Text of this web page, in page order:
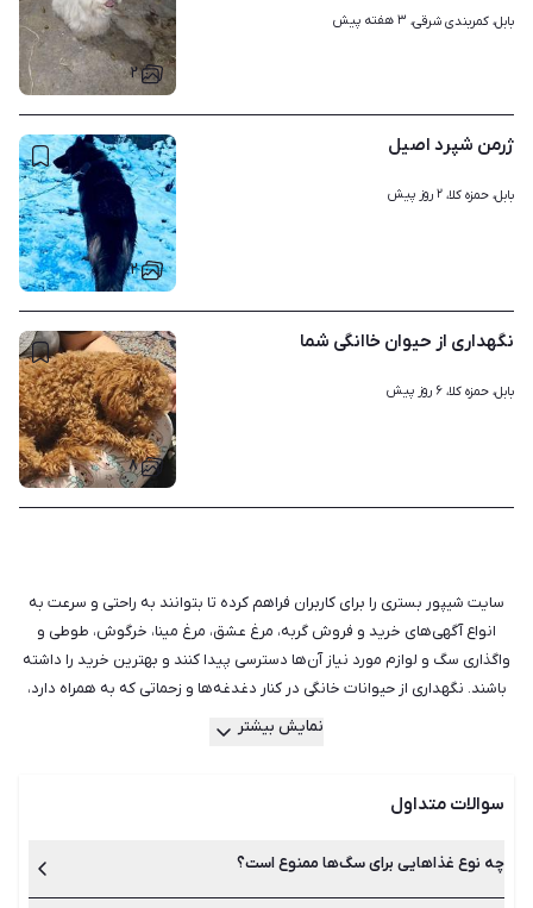
۲
بابل، کمربندی شرقی، ۳ هفته پیش
۲
ژرمن شپرد اصیل
بابل، حمزه کلا، ۲ روز پیش
۸
نگهداری از حیوان خاانگی شما
بابل، حمزه کلا، ۶ روز پیش
سایت شیپور بستری را برای کاربران فراهم کرده تا بتوانند به راحتی و سرعت به
انواع آگهی‌های خرید و فروش گربه، مرغ عشق، مرغ مینا، خرگوش، طوطی و
واگذاری سگ و لوازم مورد نیاز آن‌ها دسترسی پیدا کنند و بهترین خرید را داشته
باشند. نگهداری از حیوانات خانگی در کنار دغدغه‌ها و زحماتی که به همراه دارد،
موجب تقویت روحیه و افزایش نشاط می‌شود و امید به زندگی را نیز بهبود
حیوان خانگی را دارید، باید نکاتی را نیز در مورد انتخاب حیوان خانگی
نظر بگیرید. حیوانات مختلفی را می‌توان در خانه نگهداری کرد. سگ، گربه، همستر
نمایش بیشتر
سوالات متداول
چه نوع غذاهایی برای سگ‌ها ممنوع است؟